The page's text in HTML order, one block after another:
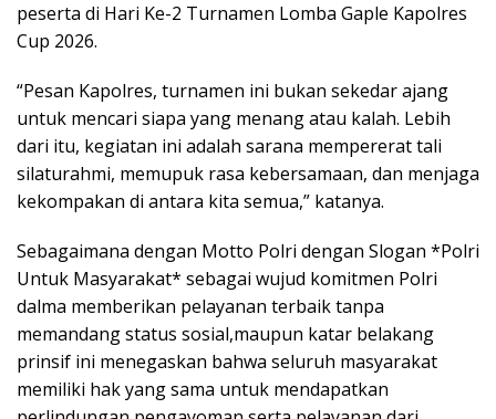
peserta di Hari Ke-2 Turnamen Lomba Gaple Kapolres
Cup 2026.
“Pesan Kapolres, turnamen ini bukan sekedar ajang
untuk mencari siapa yang menang atau kalah. Lebih
dari itu, kegiatan ini adalah sarana mempererat tali
silaturahmi, memupuk rasa kebersamaan, dan menjaga
kekompakan di antara kita semua,” katanya.
Sebagaimana dengan Motto Polri dengan Slogan *Polri
Untuk Masyarakat* sebagai wujud komitmen Polri
dalma memberikan pelayanan terbaik tanpa
memandang status sosial,maupun katar belakang
prinsif ini menegaskan bahwa seluruh masyarakat
memiliki hak yang sama untuk mendapatkan